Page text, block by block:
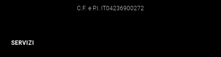
C.F. e P.I. IT04236900272
SERVIZI